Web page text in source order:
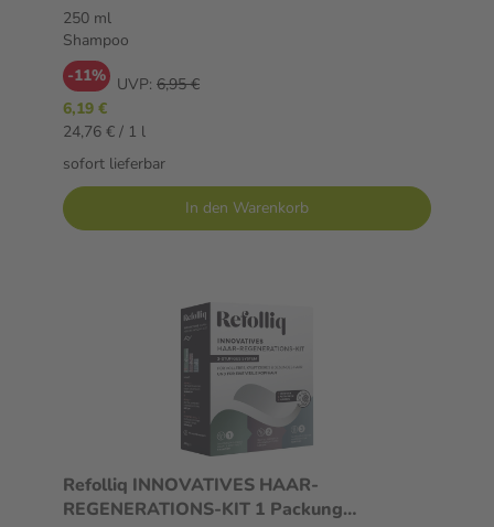
250 ml
Shampoo
-11% UVP: 6,95 €
6,19 €
24,76 € / 1 l
sofort lieferbar
In den Warenkorb
Refolliq INNOVATIVES HAAR-
REGENERATIONS-KIT 1 Packung